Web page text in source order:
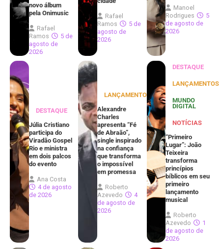
novo álbum
pela Onimusic
Rafael
Ramos
5 de
agosto de
2026
Rafael
Ramos
5 de
agosto de
2026
Manoel
Rodrigues
5
de agosto de
2026
DESTAQUE
Júlia Cristiano
participa do
Viradão Gospel
Rio e ministra
em dois palcos
do evento
Ana Costa
4 de agosto
de 2026
LANÇAMENTOS
Alexandre
Charles
apresenta “Fé
de Abraão”,
single inspirado
na confiança
que transforma
o impossível
em promessa
Roberto
Azevedo
4
de agosto de
2026
DESTAQUE
LANÇAMENTOS
MUNDO
DIGITAL
NOTÍCIAS
“Primeiro
Lugar”: João
Teixeira
transforma
princípios
bíblicos em seu
primeiro
lançamento
musical
Roberto
Azevedo
1
de agosto de
2026